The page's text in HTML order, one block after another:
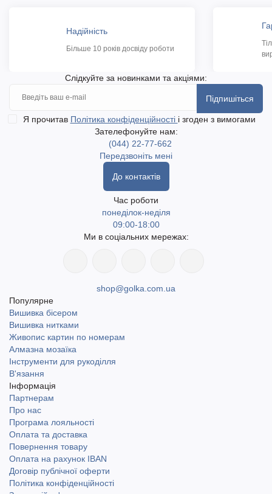
Надійність
Більше 10 років досвіду роботи
Слідкуйте за новинками та акціями:
Підпишіться
Я прочитав Політика конфіденційності і згоден з вимогами
Зателефонуйте нам:
(044) 22-77-662
Передзвоніть мені
До контактів
Час роботи
понеділок-неділя
09:00-18:00
Ми в соціальних мережах:
shop@golka.com.ua
Популярне
Вишивка бісером
Вишивка нитками
Живопис картин по номерам
Алмазна мозаїка
Інструменти для рукоділля
В'язання
Інформація
Партнерам
Про нас
Програма лояльності
Оплата та доставка
Повернення товару
Оплата на рахунок IBAN
Договір публічної оферти
Політика конфіденційності